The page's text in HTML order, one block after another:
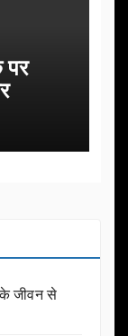
पर
के जीवन से